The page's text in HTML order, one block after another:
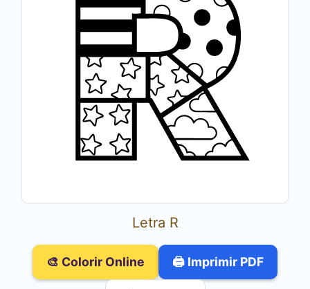
Letra R
🎨 Colorir Online 🖨️ Imprimir PDF